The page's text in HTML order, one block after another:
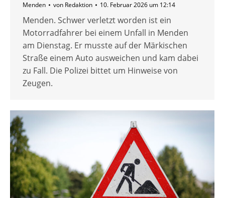
Menden von Redaktion 10. Februar 2026 um 12:14
Menden. Schwer verletzt worden ist ein
Motorradfahrer bei einem Unfall in Menden
am Dienstag. Er musste auf der Märkischen
Straße einem Auto ausweichen und kam dabei
zu Fall. Die Polizei bittet um Hinweise von
Zeugen.